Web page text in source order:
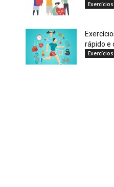
Exercícios
rápido e
Exercícios